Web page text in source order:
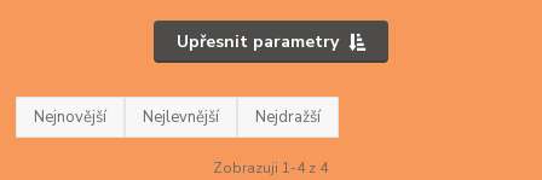
Upřesnit parametry
Nejnovější Nejlevnější Nejdražší
Zobrazuji 1-4 z 4